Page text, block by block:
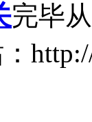
完毕